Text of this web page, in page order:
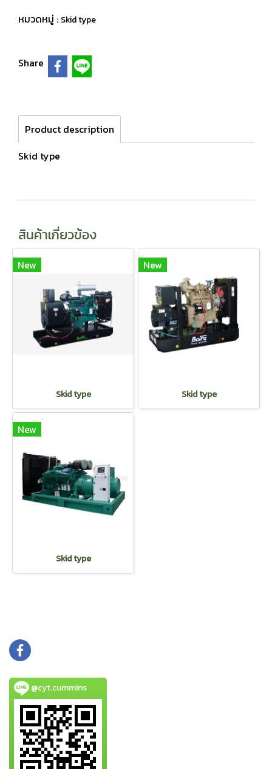
หมวดหมู่ : Skid type
Share
Product description
Skid type
สินค้าเกี่ยวข้อง
New
Skid type
New
Skid type
New
Skid type
@cyt.cummins